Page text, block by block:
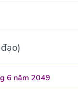
6 năm 2049